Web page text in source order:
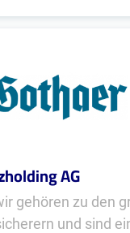
AG
gehören zu den
und sind